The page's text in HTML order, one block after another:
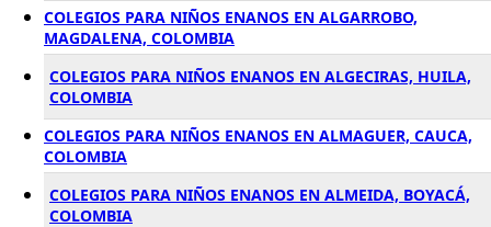
COLEGIOS PARA NIÑOS ENANOS EN ALGARROBO,
MAGDALENA, COLOMBIA
COLEGIOS PARA NIÑOS ENANOS EN ALGECIRAS, HUILA,
COLOMBIA
COLEGIOS PARA NIÑOS ENANOS EN ALMAGUER, CAUCA,
COLOMBIA
COLEGIOS PARA NIÑOS ENANOS EN ALMEIDA, BOYACÁ,
COLOMBIA